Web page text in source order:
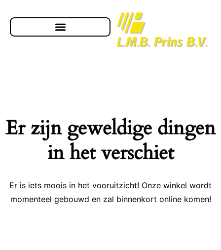
Er zijn geweldige dingen
in het verschiet
Er is iets moois in het vooruitzicht! Onze winkel wordt
momenteel gebouwd en zal binnenkort online komen!